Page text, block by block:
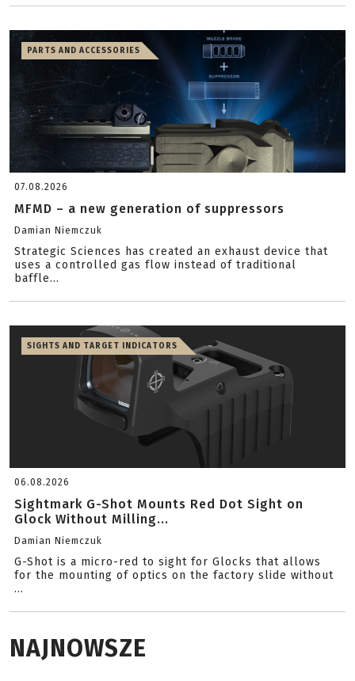
PARTS AND ACCESSORIES
07.08.2026
MFMD – a new generation of suppressors
Damian Niemczuk
Strategic Sciences has created an exhaust device that
uses a controlled gas flow instead of traditional
baffle...
SIGHTS AND TARGET INDICATORS
06.08.2026
Sightmark G-Shot Mounts Red Dot Sight on
Glock Without Milling...
Damian Niemczuk
G-Shot is a micro-red to sight for Glocks that allows
for the mounting of optics on the factory slide without
...
NAJNOWSZE